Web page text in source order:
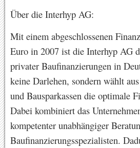
Über die Interhyp AG:
Mit einem abgeschlossenen
Euro in 2007 ist die Interhyp AG
privater Baufinanzierungen in
keine Darlehen, sondern wählt
und Bausparkassen die optimale
Dabei kombiniert das
kompetenter unabhängiger
Baufinanzierungsspezialisten.